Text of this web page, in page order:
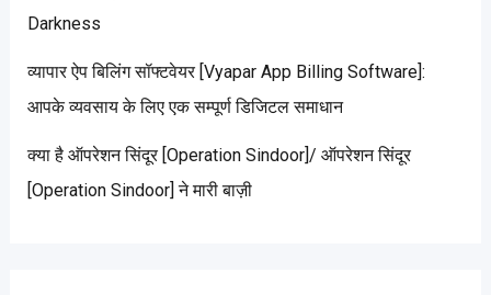
Darkness
व्यापार ऐप बिलिंग सॉफ्टवेयर [Vyapar App Billing Software]:
आपके व्यवसाय के लिए एक सम्पूर्ण डिजिटल समाधान
क्या है ऑपरेशन सिंदूर [Operation Sindoor]/ ऑपरेशन सिंदूर
[Operation Sindoor] ने मारी बाज़ी